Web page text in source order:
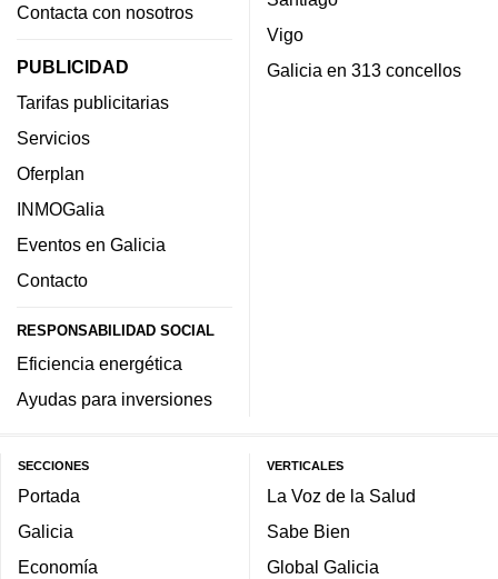
Contacta con nosotros
PUBLICIDAD
Tarifas publicitarias
Servicios
Oferplan
INMOGalia
Eventos en Galicia
Contacto
RESPONSABILIDAD SOCIAL
Eficiencia energética
Ayudas para inversiones
Vigo
Galicia en 313 concellos
SECCIONES
Portada
Galicia
Economía
VERTICALES
La Voz de la Salud
Sabe Bien
Global Galicia